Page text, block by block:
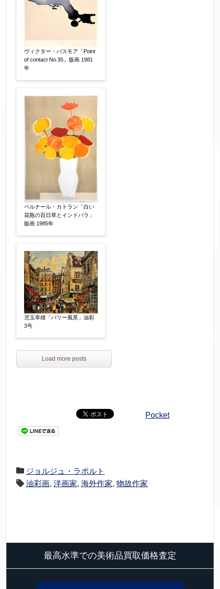
ヴィクター・パスモア「Point
of contact No.35」版画 1981
年
ベルナール・カトラン「白い
花瓶の百日草とインドバラ」
版画 1985年
児玉幸雄「パリー風景」油彩
3号
Load more posts
Pocket
ジョルジュ・ラポルト
油彩画, 洋画家, 海外作家, 物故作家
最高水準での美術品買取価格査定